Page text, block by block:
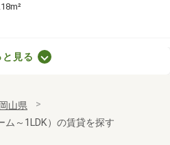
と見る
岡山県
ム～1LDK）の賃貸を探す